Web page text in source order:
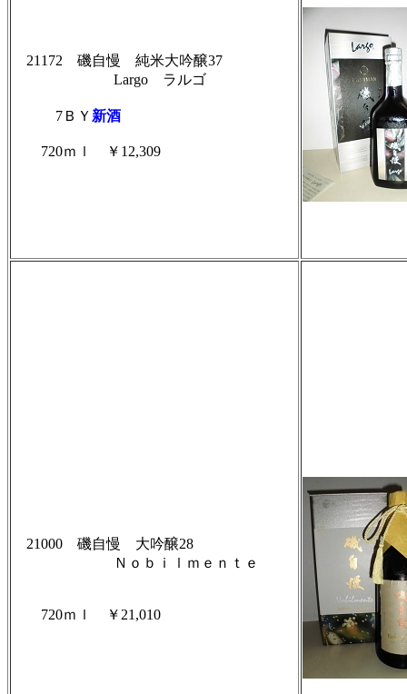
21172 磯自慢 純米大吟醸37
Largo ラルゴ
7ＢＹ 新酒
720ｍｌ ￥12,309
21000 磯自慢 大吟醸28
Ｎｏｂｉｌｍｅｎｔｅ
720ｍｌ ￥21,010